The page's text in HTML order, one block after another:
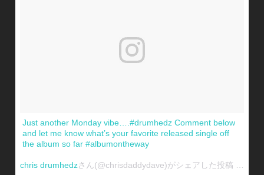
Just another Monday vibe….#drumhedz Comment below
and let me know what’s your favorite released single off
the album so far #albumontheway
chris drumhedzさん(@chrisdaddydave)がシェアした投稿 -